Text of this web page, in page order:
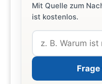
Mit Quelle zum
ist kostenlos.